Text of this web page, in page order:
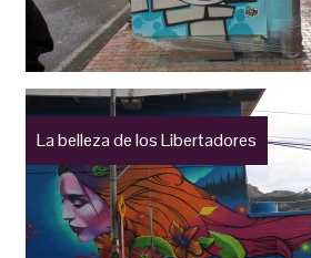
La belleza de los Libertadores